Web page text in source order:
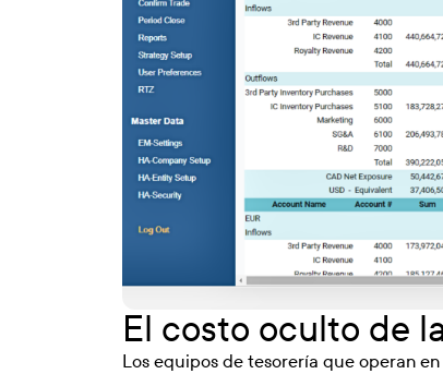
El costo oculto de
Los equipos de tesorería que operan